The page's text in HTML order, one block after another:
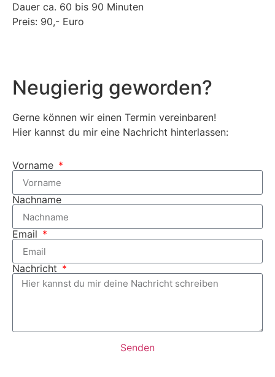
Dauer ca. 60 bis 90 Minuten
Preis: 90,- Euro
Neugierig geworden?
Gerne können wir einen Termin vereinbaren!
Hier kannst du mir eine Nachricht hinterlassen:
Vorname
Nachname
Email
Nachricht
Senden